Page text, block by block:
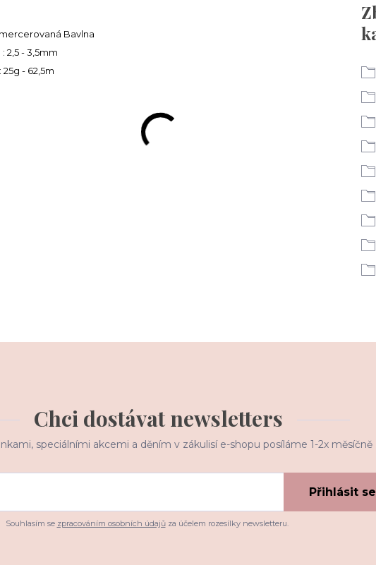
Bavlna
2,5 - 3,5mm
25g - 62,5m
Chci dostávat newsletters
speciálními akcemi a děním v zákulisí e-shopu posíláme 1-2x měsíčně
Přihlásit se
Souhlasím se zpracováním osobních údajůza účelem rozesílky newsletteru.